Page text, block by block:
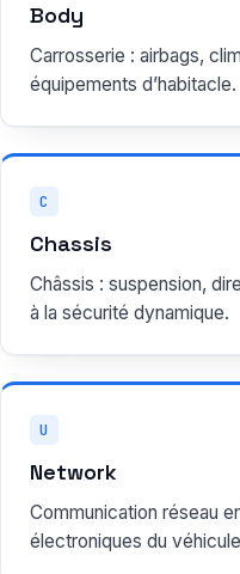
Body
Carrosserie : airbags,
équipements d’habitacle.
C
Chassis
Châssis : suspension,
à la sécurité dynamique.
U
Network
Communication réseau
électroniques du